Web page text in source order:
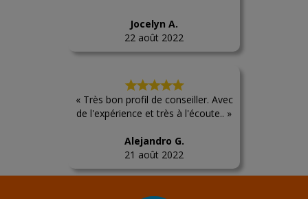
Jocelyn A.
22 août 2022
« Très bon profil de conseiller. Avec
de l'expérience et très à l'écoute.. »
Alejandro G.
21 août 2022